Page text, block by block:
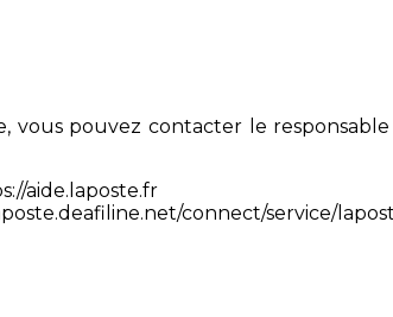
vous pouvez contacter le
aide.laposte.fr
connect/service/